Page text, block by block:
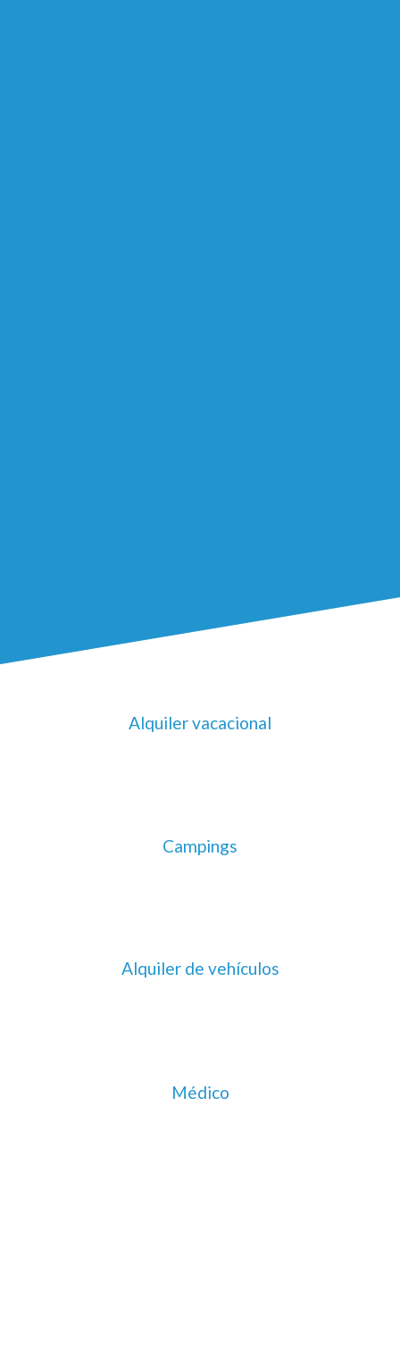
Alquiler vacacional
Campings
Alquiler de vehículos
Médico